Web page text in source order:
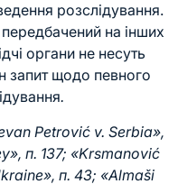
розслідування.
на інших
органи не несуть
запит щодо певного
.
Petrović v. Serbia»,
п. 137; «Krsmanović
п. 43; «Almaši